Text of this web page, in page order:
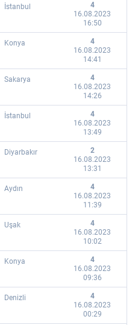
İstanbul
4
16.08.2023
16:50
Konya
4
16.08.2023
14:41
Sakarya
4
16.08.2023
14:26
İstanbul
4
16.08.2023
13:49
Diyarbakır
2
16.08.2023
13:31
Aydın
4
16.08.2023
11:39
Uşak
4
16.08.2023
10:02
Konya
4
16.08.2023
09:36
Denizli
4
16.08.2023
00:29